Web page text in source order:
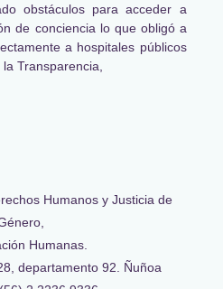
obstáculos para acceder a
de conciencia lo que obligó a
a hospitales públicos
Transparencia,
Humanos y Justicia de
Humanas.
departamento 92. Ñuñoa